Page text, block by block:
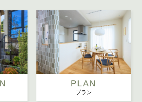
PLAN
プラン